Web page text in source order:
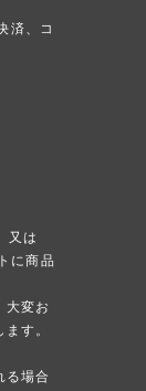
済、コ
又は
に商品
大変お
す。
る場合